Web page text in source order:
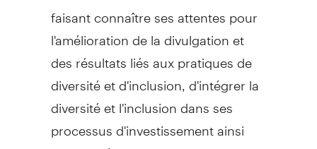
faisant connaître ses attentes pour
l'amélioration de la divulgation et
des résultats liés aux pratiques de
diversité et d'inclusion, d'intégrer la
diversité et l'inclusion dans ses
processus d'investissement ainsi